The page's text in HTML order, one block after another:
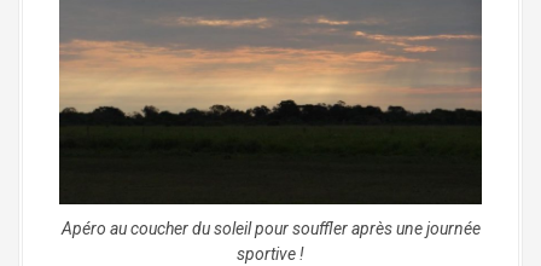
Apéro au coucher du soleil pour souffler après une journée
sportive !